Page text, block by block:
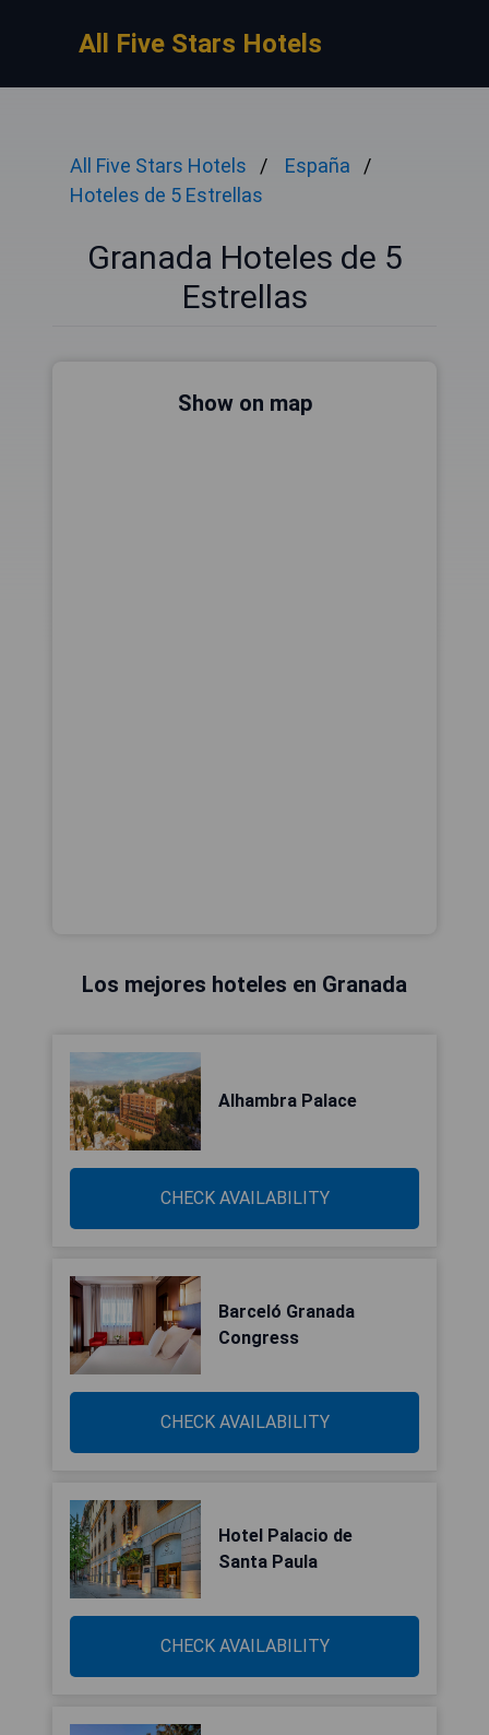
All Five Stars Hotels
All Five Stars Hotels
España
Hoteles de 5 Estrellas
Granada Hoteles de 5
Estrellas
Show on map
Los mejores hoteles en Granada
Alhambra Palace
CHECK AVAILABILITY
Barceló Granada
Congress
CHECK AVAILABILITY
Hotel Palacio de
Santa Paula
CHECK AVAILABILITY